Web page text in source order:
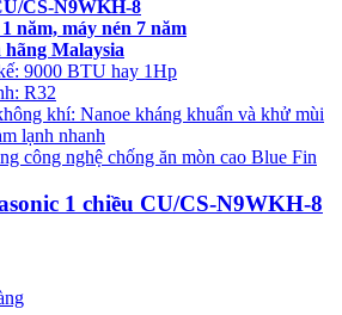
CS-N9WKH-8
năm, máy nén 7 năm
Malaysia
9000 BTU hay 1Hp
R32
khí: Nanoe kháng khuẩn và khử mùi
lạnh nhanh
công nghệ chống ăn mòn cao Blue Fin
1 chiều CU/CS-N9WKH-8